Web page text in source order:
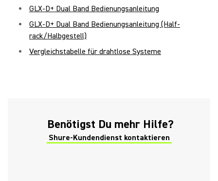
GLX-D+ Dual Band Bedienungsanleitung
GLX-D+ Dual Band Bedienungsanleitung (Half-
rack/Halbgestell)
Vergleichstabelle für drahtlose Systeme
Benötigst Du mehr Hilfe?
Shure-Kundendienst kontaktieren
(Opens in a new tab)